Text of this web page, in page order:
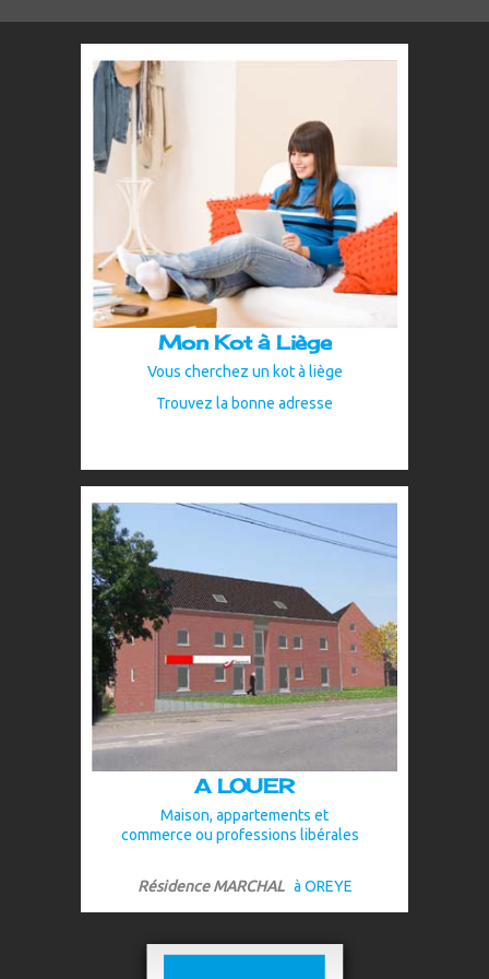
Mon Kot à Liège
Vous cherchez un kot à liège
Trouvez la bonne adresse
A LOUER
Maison, appartements et
commerce ou professions libérales
Résidence MARCHALà OREYE